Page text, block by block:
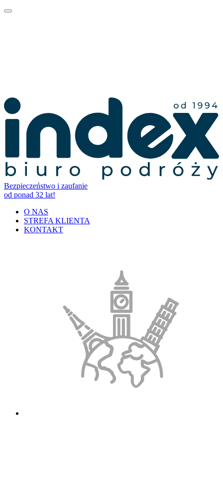
Bezpieczeństwo i zaufanie
od ponad 32 lat!
O NAS
STREFA KLIENTA
KONTAKT